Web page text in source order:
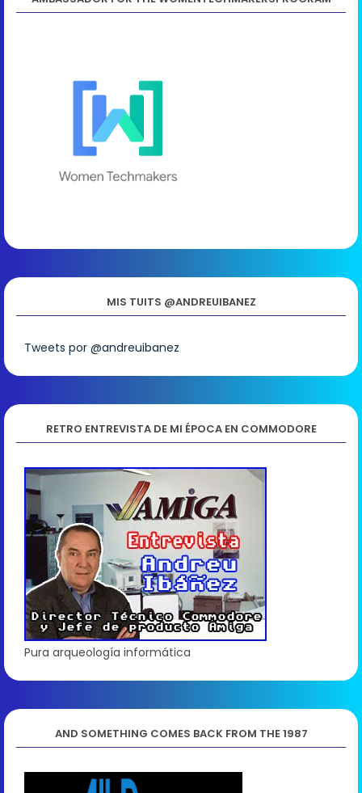
MIS TUITS @ANDREUIBANEZ
Tweets por @andreuibanez
RETRO ENTREVISTA DE MI ÉPOCA EN COMMODORE
Pura arqueología informática
AND SOMETHING COMES BACK FROM THE 1987